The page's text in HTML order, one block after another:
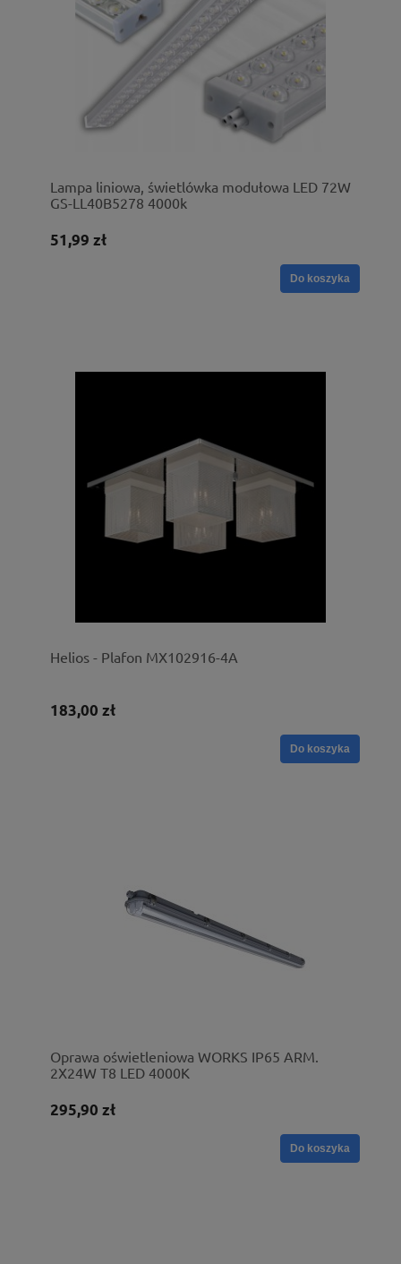
Lampa liniowa, świetlówka modułowa LED 72W
GS-LL40B5278 4000k
51,99 zł
Do koszyka
Helios - Plafon MX102916-4A
183,00 zł
Do koszyka
Oprawa oświetleniowa WORKS IP65 ARM.
2X24W T8 LED 4000K
295,90 zł
Do koszyka